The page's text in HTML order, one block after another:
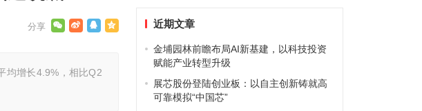
增长4.9%，相比Q2
近期文章
金埔园林前瞻布局AI新基建，以科技投资
赋能产业转型升级
展芯股份登陆创业板：以自主创新铸就高
可靠模拟“中国芯”